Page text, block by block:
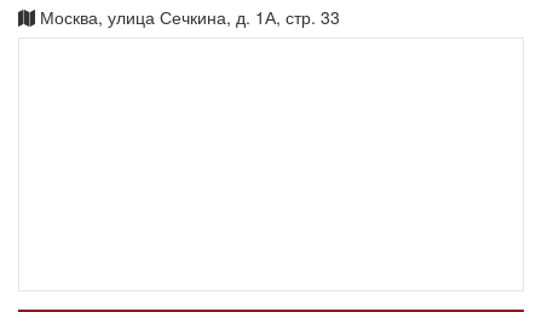
Москва, улица Сечкина, д. 1А, стр. 33